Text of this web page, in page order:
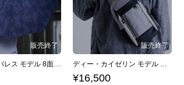
¥16,500